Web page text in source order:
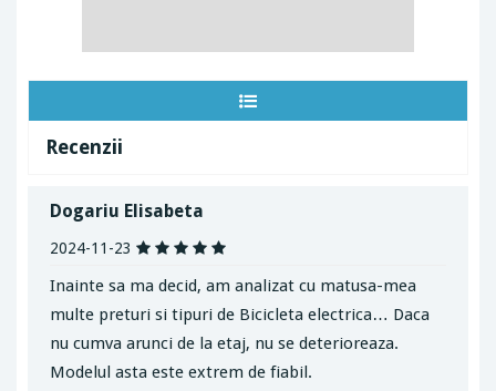
Recenzii
Dogariu Elisabeta
2024-11-23
Inainte sa ma decid, am analizat cu matusa-mea
multe preturi si tipuri de Bicicleta electrica… Daca
nu cumva arunci de la etaj, nu se deterioreaza.
Modelul asta este extrem de fiabil.